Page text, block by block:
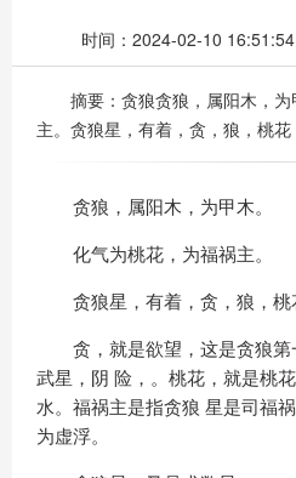
时间：2024-02-10
摘要：贪狼贪狼，属阳木，
主。贪狼星，有着，贪，狼，桃
贪狼，属阳木，为甲木。
化气为桃花，为福祸主。
贪狼星，有着，贪，狼，桃
贪，就是欲望，这是贪狼第
武星，阴 险，。桃花，就是桃
水。福祸主是指贪狼 星是司福
为虚浮。